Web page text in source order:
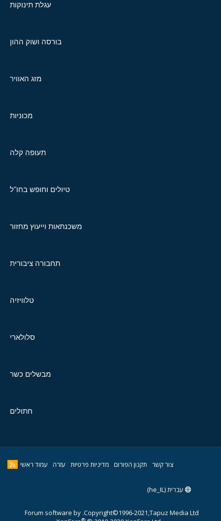
עגלת תינוקות
בורסה ושוק ההון
מזג האוויר
מכוניות
תעופה קלה
טיולים וחופש בחו"ל
משכנתאות וייעוץ מחזור
תחבורה ציבורית
טלוויזיה
סלולארי
מבשלים כשר
חתולים
צור קשר תקנון הפורום מדיניות פרטיות עזרה עמוד ראשי
עברית (he_IL)
Copyright©1996-2021,Tapuz Media Ltd.
Forum software by